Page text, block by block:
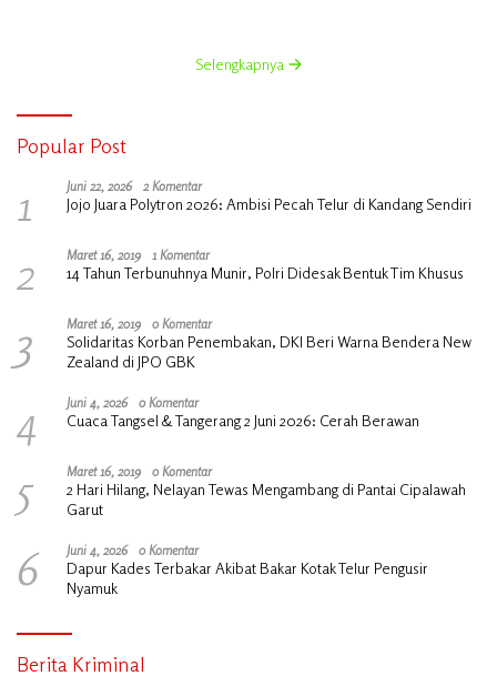
Selengkapnya
Popular Post
1 Juni 22, 2026 2 Komentar
Jojo Juara Polytron 2026: Ambisi Pecah Telur di Kandang Sendiri
2 Maret 16, 2019 1 Komentar
14 Tahun Terbunuhnya Munir, Polri Didesak Bentuk Tim Khusus
3 Maret 16, 2019 0 Komentar
Solidaritas Korban Penembakan, DKI Beri Warna Bendera New
Zealand di JPO GBK
4 Juni 4, 2026 0 Komentar
Cuaca Tangsel & Tangerang 2 Juni 2026: Cerah Berawan
5 Maret 16, 2019 0 Komentar
2 Hari Hilang, Nelayan Tewas Mengambang di Pantai Cipalawah
Garut
6 Juni 4, 2026 0 Komentar
Dapur Kades Terbakar Akibat Bakar Kotak Telur Pengusir
Nyamuk
Berita Kriminal